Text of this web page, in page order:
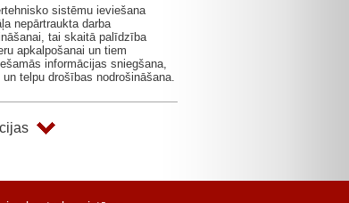
sistēmu ieviešana
nepārtraukta darba
tai skaitā palīdzība
apkalpošanai un tiem
informācijas sniegšana,
telpu drošības nodrošināšana.